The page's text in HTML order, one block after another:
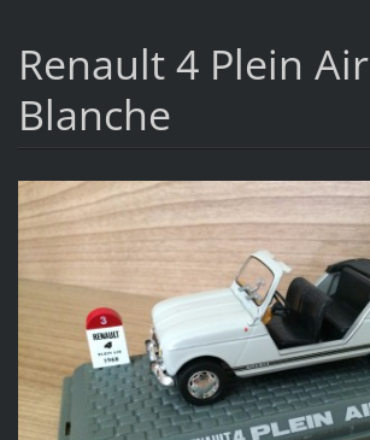
Renault 4 Plein Air
Blanche